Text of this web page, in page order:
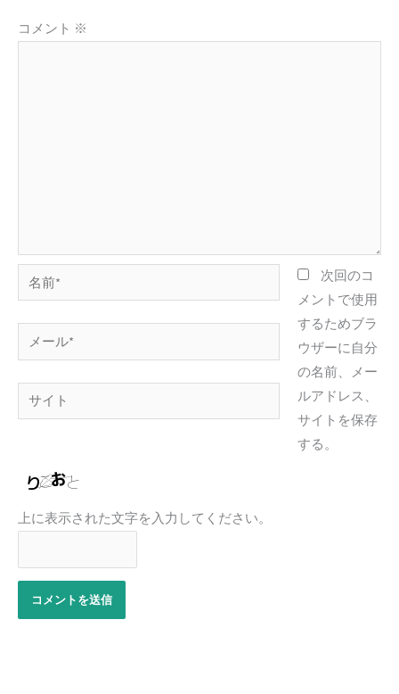
コメント ※
前
*
ー
ル
イ
次回のコ
メントで使用
するためブラ
ウザーに自分
の名前、メー
ルアドレス、
サイトを保存
する。
上に表示された文字を入力してください。